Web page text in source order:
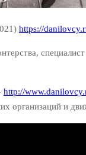
https://
http://
организаций и